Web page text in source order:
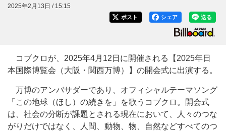
2025年2月13日 / 15:15
送る
シェア
ポスト
コブクロが、2025年4月12日に開催される【2025年日
本国際博覧会（大阪・関西万博）】の開会式に出演する。
万博のアンバサダーであり、オフィシャルテーマソング
「この地球（ほし）の続きを」を歌うコブクロ。開会式
は、社会の分断が課題とされる現在において、人々のつな
がりだけではなく、人間、動物、物、自然などすべてのつ